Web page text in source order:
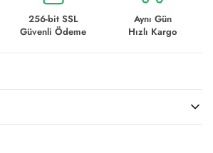
256-bit SSL
Güvenli Ödeme
Aynı Gün
Hızlı Kargo